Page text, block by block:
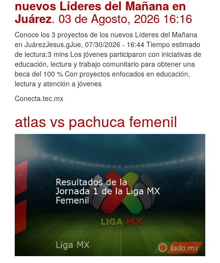
nuevos Líderes del Mañana en
Juárez. 03 de Agosto, 2026 16:16
Conoce los 3 proyectos de los nuevos Líderes del Mañana
en JuárezJesus.gJue, 07/30/2026 - 16:44 Tiempo estimado
de lectura:3 mins Los jóvenes participaron con iniciativas de
educación, lectura y trabajo comunitario para obtener una
beca del 100 % Con proyectos enfocados en educación,
lectura y atención a jóvenes
Conecta.tec.mx
atlas vs pachuca femenil